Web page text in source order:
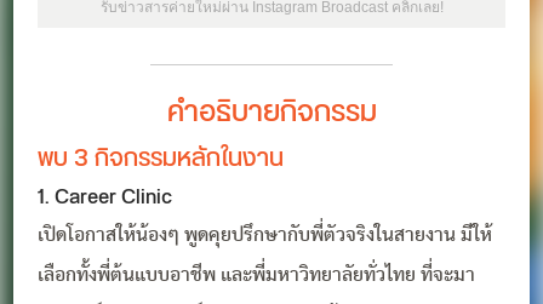
รับข่าวสารค่ายใหม่ผ่าน Instagram Broadcast คลิกเลย!
คำอธิบายกิจกรรม
พบ 3 กิจกรรมหลักในงาน
1. Career Clinic
เปิดโอกาสให้น้องๆ พูดคุยปรึกษากับพี่ตัวจริงในสายงาน มีให้
เลือกทั้งพี่ต้นแบบอาชีพ และพี่มหาวิทยาลัยทั่วไทย ที่จะมา